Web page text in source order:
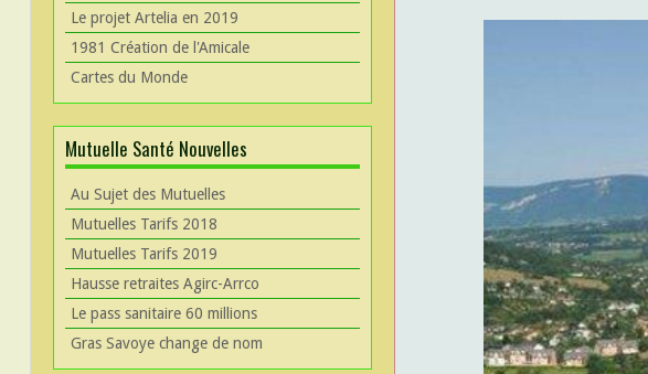
Le projet Artelia en 2019
1981 Création de l'Amicale
Cartes du Monde
Mutuelle Santé Nouvelles
Au Sujet des Mutuelles
Mutuelles Tarifs 2018
Mutuelles Tarifs 2019
Hausse retraites Agirc-Arrco
Le pass sanitaire 60 millions
Gras Savoye change de nom